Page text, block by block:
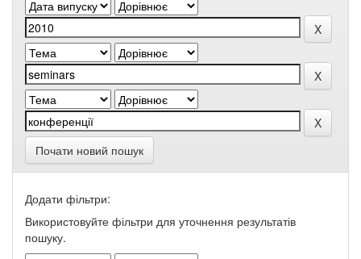
Почати новий пошук
Додати фільтри:
Використовуйте фільтри для уточнення результатів
пошуку.